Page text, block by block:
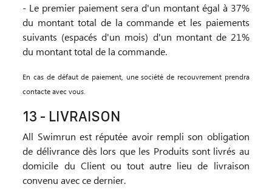
- Le premier paiement sera d'un montant égal à 37%
du montant total de la commande et les paiements
suivants (espacés d'un mois) d'un montant de 21%
du montant total de la commande.
En cas de défaut de paiement, une société de recouvrement prendra
contacte avec vous.
13 - LIVRAISON
All Swimrun est réputée avoir rempli son obligation
de délivrance dès lors que les Produits sont livrés au
domicile du Client ou tout autre lieu de livraison
convenu avec ce dernier.